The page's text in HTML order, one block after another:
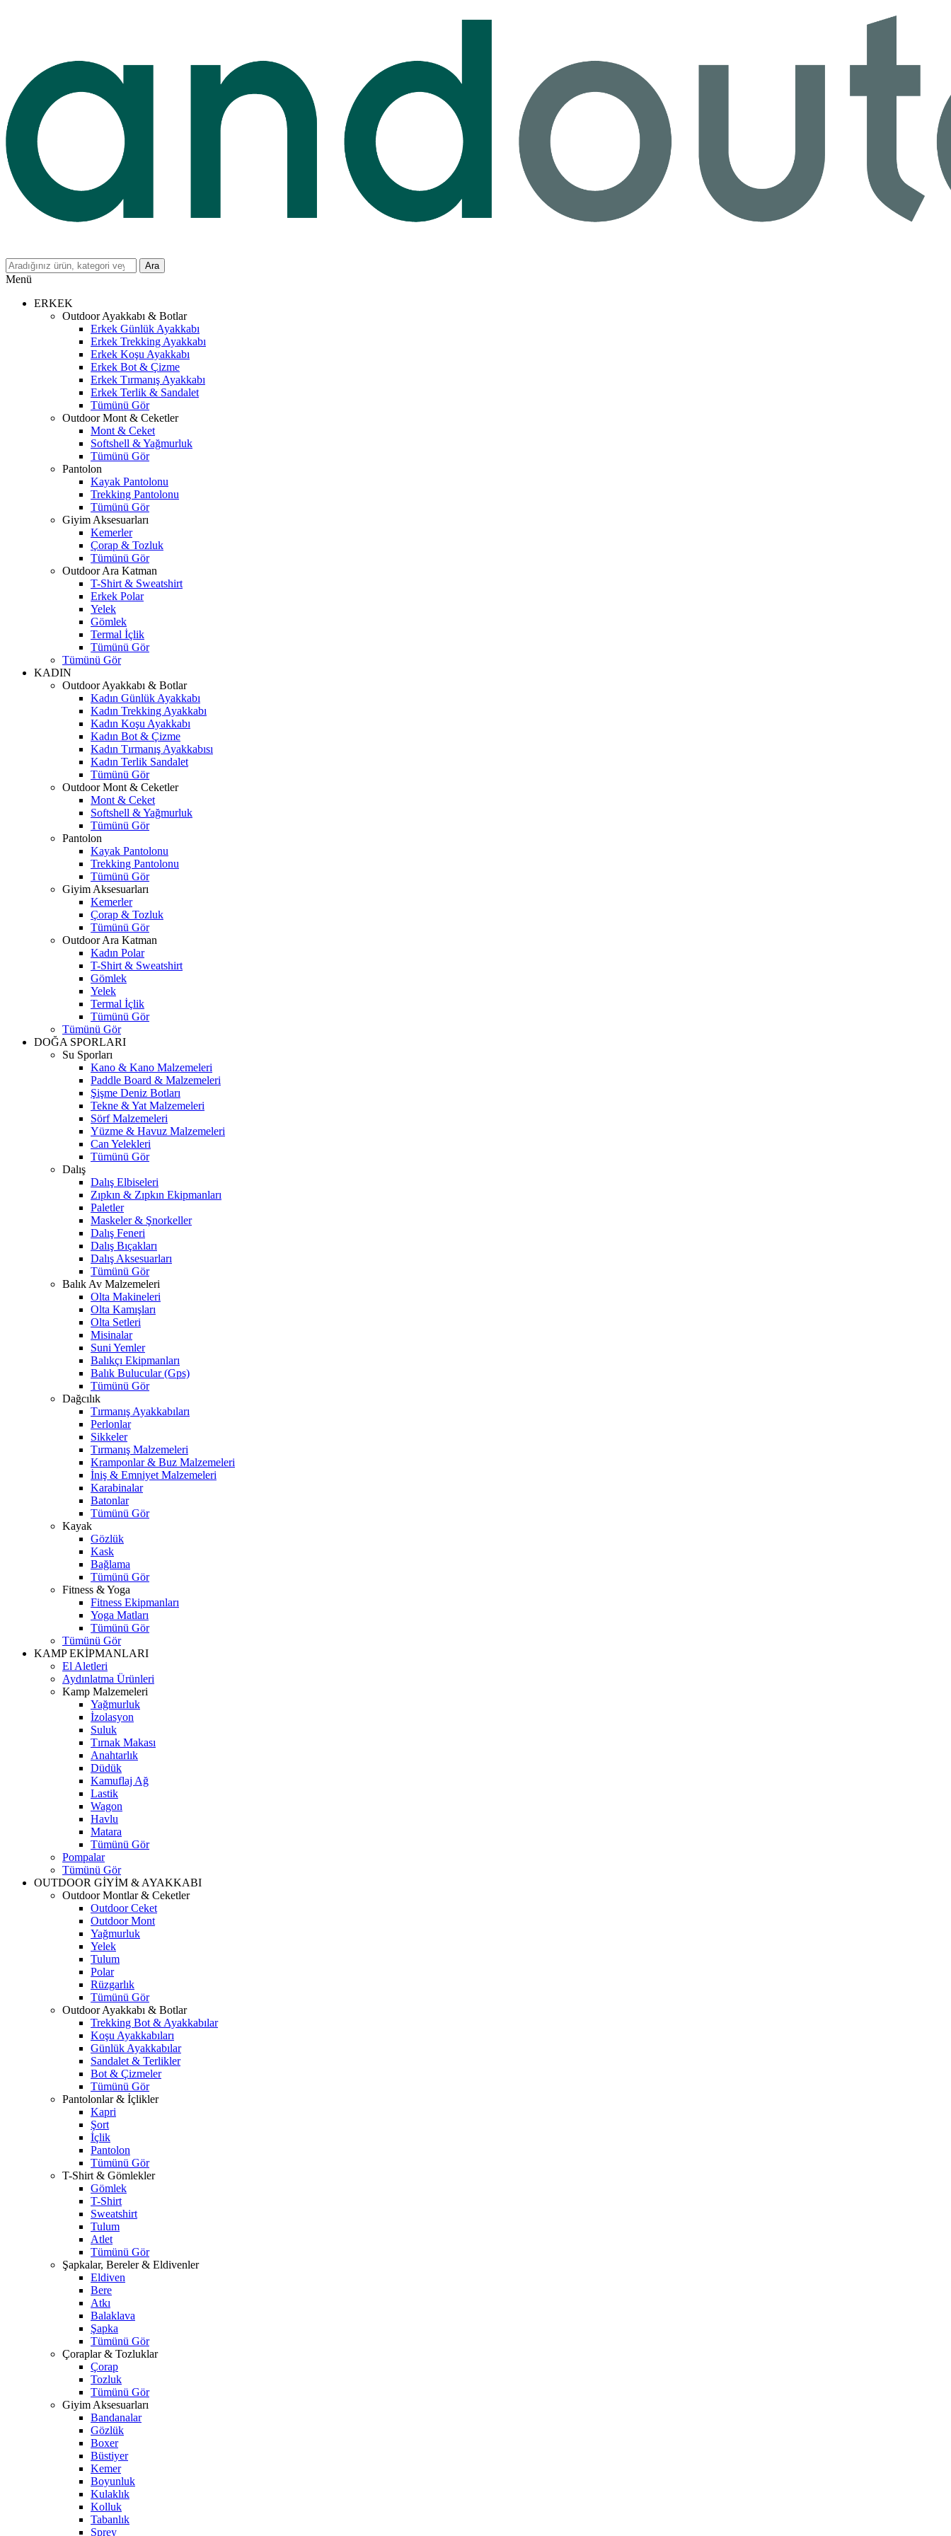
Ara
Menü
ERKEK
Outdoor Ayakkabı & Botlar
Erkek Günlük Ayakkabı
Erkek Trekking Ayakkabı
Erkek Koşu Ayakkabı
Erkek Bot & Çizme
Erkek Tırmanış Ayakkabı
Erkek Terlik & Sandalet
Tümünü Gör
Outdoor Mont & Ceketler
Mont & Ceket
Softshell & Yağmurluk
Tümünü Gör
Pantolon
Kayak Pantolonu
Trekking Pantolonu
Tümünü Gör
Giyim Aksesuarları
Kemerler
Çorap & Tozluk
Tümünü Gör
Outdoor Ara Katman
T-Shirt & Sweatshirt
Erkek Polar
Yelek
Gömlek
Termal İçlik
Tümünü Gör
Tümünü Gör
KADIN
Outdoor Ayakkabı & Botlar
Kadın Günlük Ayakkabı
Kadın Trekking Ayakkabı
Kadın Koşu Ayakkabı
Kadın Bot & Çizme
Kadın Tırmanış Ayakkabısı
Kadın Terlik Sandalet
Tümünü Gör
Outdoor Mont & Ceketler
Mont & Ceket
Softshell & Yağmurluk
Tümünü Gör
Pantolon
Kayak Pantolonu
Trekking Pantolonu
Tümünü Gör
Giyim Aksesuarları
Kemerler
Çorap & Tozluk
Tümünü Gör
Outdoor Ara Katman
Kadın Polar
T-Shirt & Sweatshirt
Gömlek
Yelek
Termal İçlik
Tümünü Gör
Tümünü Gör
DOĞA SPORLARI
Su Sporları
Kano & Kano Malzemeleri
Paddle Board & Malzemeleri
Şişme Deniz Botları
Tekne & Yat Malzemeleri
Sörf Malzemeleri
Yüzme & Havuz Malzemeleri
Can Yelekleri
Tümünü Gör
Dalış
Dalış Elbiseleri
Zıpkın & Zıpkın Ekipmanları
Paletler
Maskeler & Şnorkeller
Dalış Feneri
Dalış Bıçakları
Dalış Aksesuarları
Tümünü Gör
Balık Av Malzemeleri
Olta Makineleri
Olta Kamışları
Olta Setleri
Misinalar
Suni Yemler
Balıkçı Ekipmanları
Balık Bulucular (Gps)
Tümünü Gör
Dağcılık
Tırmanış Ayakkabıları
Perlonlar
Sikkeler
Tırmanış Malzemeleri
Kramponlar & Buz Malzemeleri
İniş & Emniyet Malzemeleri
Karabinalar
Batonlar
Tümünü Gör
Kayak
Gözlük
Kask
Bağlama
Tümünü Gör
Fitness & Yoga
Fitness Ekipmanları
Yoga Matları
Tümünü Gör
Tümünü Gör
KAMP EKİPMANLARI
El Aletleri
Aydınlatma Ürünleri
Kamp Malzemeleri
Yağmurluk
İzolasyon
Suluk
Tırnak Makası
Anahtarlık
Düdük
Kamuflaj Ağ
Lastik
Wagon
Havlu
Matara
Tümünü Gör
Pompalar
Tümünü Gör
OUTDOOR GİYİM & AYAKKABI
Outdoor Montlar & Ceketler
Outdoor Ceket
Outdoor Mont
Yağmurluk
Yelek
Tulum
Polar
Rüzgarlık
Tümünü Gör
Outdoor Ayakkabı & Botlar
Trekking Bot & Ayakkabılar
Koşu Ayakkabıları
Günlük Ayakkabılar
Sandalet & Terlikler
Bot & Çizmeler
Tümünü Gör
Pantolonlar & İçlikler
Kapri
Şort
İçlik
Pantolon
Tümünü Gör
T-Shirt & Gömlekler
Gömlek
T-Shirt
Sweatshirt
Tulum
Atlet
Tümünü Gör
Şapkalar, Bereler & Eldivenler
Eldiven
Bere
Atkı
Balaklava
Şapka
Tümünü Gör
Çoraplar & Tozluklar
Çorap
Tozluk
Tümünü Gör
Giyim Aksesuarları
Bandanalar
Gözlük
Boxer
Büstiyer
Kemer
Boyunluk
Kulaklık
Kolluk
Tabanlık
Sprey